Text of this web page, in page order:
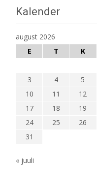
Kalender
august 2026
E
T K
3
4 5
10
11 12
17
18 19
24
25 26
31
« juuli